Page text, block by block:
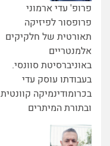
פרופ' עדי ארמוני
פרופסור לפיזיקה
תאורטית של חלקיקים
אלמנטריים
באוניברסיטת סוונסי.
בעבודתו עוסק עדי
בכרומודינמיקה קוונטית
ובתורת המיתרים